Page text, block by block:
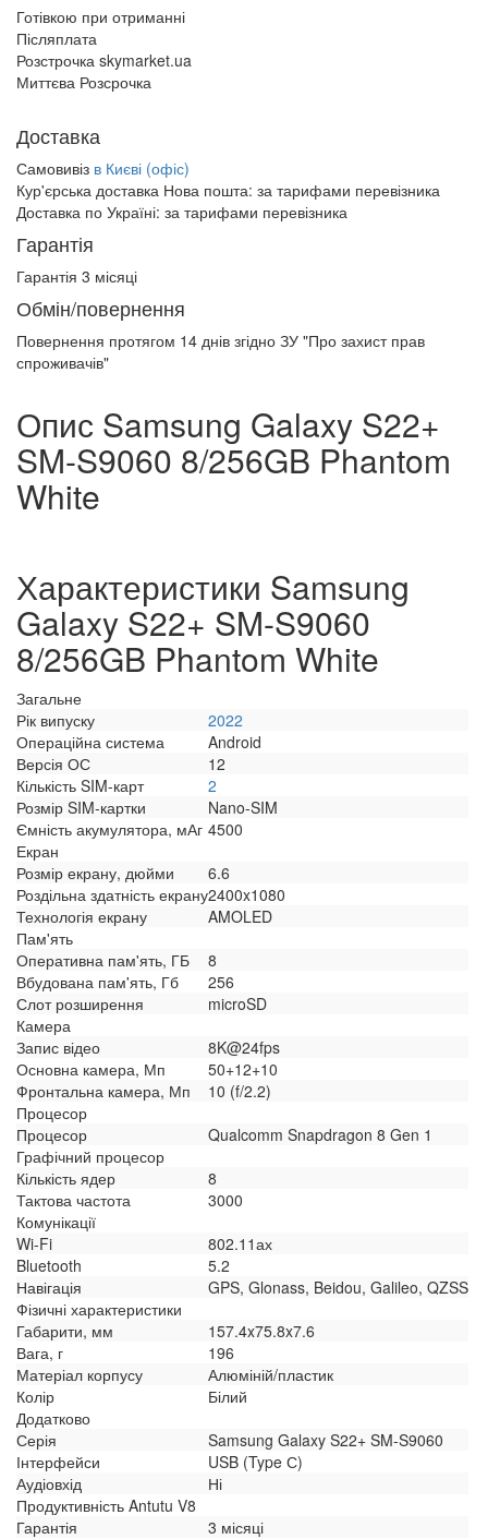
Готівкою при отриманні
Післяплата
Розстрочка skymarket.ua
Миттєва Розсрочка
Доставка
Самовивіз в Києві (офіс)
Кур'єрська доставка Нова пошта: за тарифами перевізника
Доставка по Україні: за тарифами перевізника
Гарантія
Гарантія 3 місяці
Обмін/повернення
Повернення протягом 14 днів згідно ЗУ "Про захист прав
спроживачів"
Опис Samsung Galaxy S22+
SM-S9060 8/256GB Phantom
White
Характеристики Samsung
Galaxy S22+ SM-S9060
8/256GB Phantom White
Загальне
Рік випуску
2022
Операційна система
Android
Версія ОС
12
Кількість SIM-карт
2
Розмір SIM-картки
Nano-SIM
Ємність акумулятора, мАг 4500
Екран
Розмір екрану, дюйми
6.6
Роздільна здатність екрану2400x1080
Технологія екрану
AMOLED
Пам'ять
Оперативна пам'ять, ГБ
8
Вбудована пам'ять, Гб
256
Слот розширення
microSD
Камера
Запис відео
8K@24fps
Основна камера, Мп
50+12+10
Фронтальна камера, Мп
10 (f/2.2)
Процесор
Процесор
Qualcomm Snapdragon 8 Gen 1
Графічний процесор
Кількість ядер
8
Тактова частота
3000
Комунікації
Wi-Fi
802.11ах
Bluetooth
5.2
Навігація
GPS, Glonass, Beidou, Galileo, QZSS
Фізичні характеристики
Габарити, мм
157.4x75.8x7.6
Вага, г
196
Матеріал корпусу
Алюміній/пластик
Колір
Білий
Додатково
Серія
Samsung Galaxy S22+ SM-S9060
Інтерфейси
USB (Type С)
Аудіовхід
Ні
Продуктивність Antutu V8
Гарантія
3 місяці